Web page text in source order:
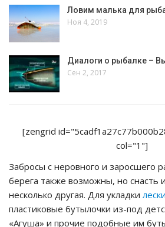
Ловим малька для
Ноя 4, 2019
Диалоги о рыбалке –
Сен 2, 2017
[zengrid
col="1"]
Забросы с неровного и заросшего
берега также возможны, но снасть
несколько другая. Для укладкилески
пластиковые бутылочки из-под
«Агуша» и прочие подобные им